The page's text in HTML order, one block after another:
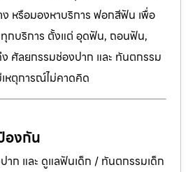
หรือมองหาบริการ ฟอกสีฟัน เพื่อ
ทุกบริการ ตั้งแต่ อุดฟัน, ถอนฟัน,
ศัลยกรรมช่องปาก และ ทันตกรรม
หตุการณ์ไม่คาดคิด
องกัน
าก และ ดูแลฟันเด็ก / ทันตกรรมเด็ก